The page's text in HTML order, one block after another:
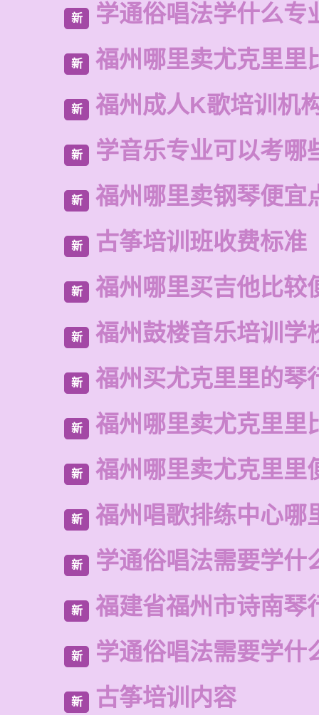
新 学通俗唱法学什么专
新 福州哪里卖尤克里里
新 福州成人K歌培训机
新 学音乐专业可以考哪
新 福州哪里卖钢琴便宜
新 古筝培训班收费标准
新 福州哪里买吉他比较
新 福州鼓楼音乐培训学
新 福州买尤克里里的琴
新 福州哪里卖尤克里里
新 福州哪里卖尤克里里
新 福州唱歌排练中心哪
新 学通俗唱法需要学什
新 福建省福州市诗南琴
新 学通俗唱法需要学什
新 古筝培训内容